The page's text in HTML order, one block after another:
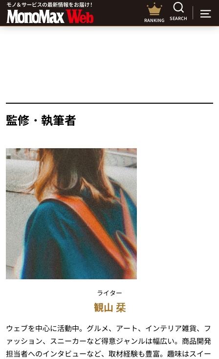
RANKING SEARCH
監修・執筆者
ライター
観山 栞
ウェブを中心に活動中。グルメ、アート、インテリア雑貨、フ
ァッション、スニーカーなど得意ジャンルは幅広い。商品開発
担当者へのインタビューなど、取材経験も豊富。趣味はスイー